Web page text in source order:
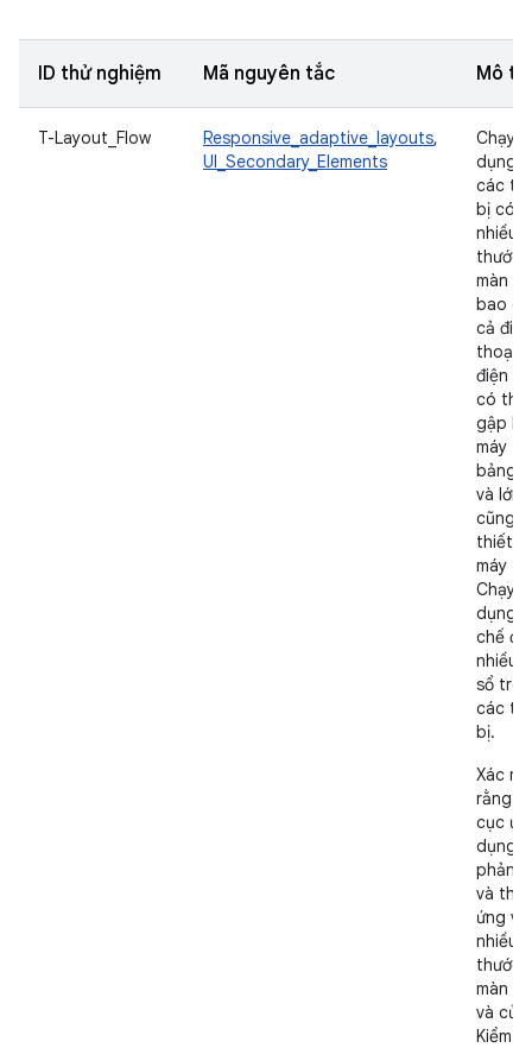
ID thử nghiệm Mã nguyên tắc Mô tả
T-Layout_Flow Responsive_adaptive_layouts,
UI_Secondary_Elements
Chạy
dụng
các
bị có
nhiều
thước
màn
bao
cả điện
thoại,
điện
có thể
gập lại,
máy
bảng
và lớn,
cũng
thiết bị
máy
Chạy
dụng ở
chế độ
nhiều
sổ trên
các
bị.
Xác
rằng
cục
dụng
phản
và
ứng với
nhiều
thước
màn
và cửa
Kiểm